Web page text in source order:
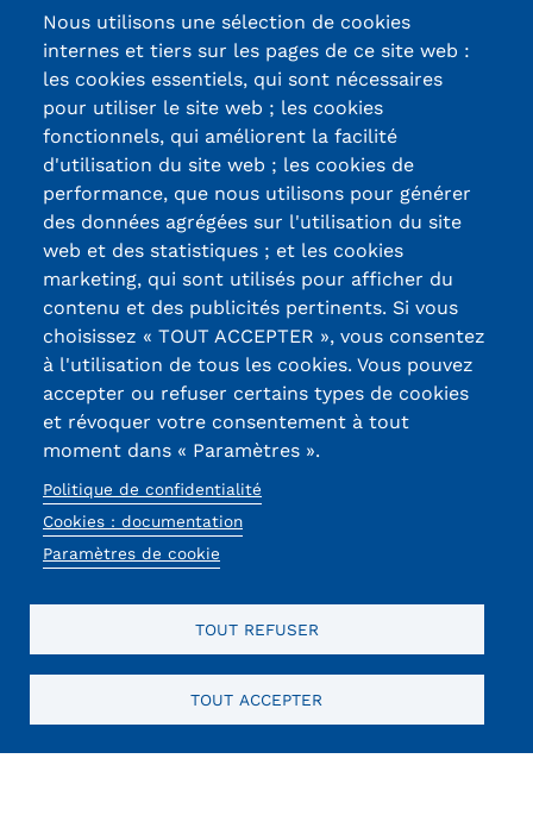
Découvrir ce diplôme
13, Rue Ernest
Thierry-Mieg
90010 BELFORT
Cedex
03 84 58 33 10
Réseaux
sociaux
Certifications /
Labels qualité
Menu
RGPD
Nous utilisons une sélection de cookies
internes et tiers sur les pages de ce site web :
les cookies essentiels, qui sont nécessaires
pour utiliser le site web ; les cookies
fonctionnels, qui améliorent la facilité
d'utilisation du site web ; les cookies de
performance, que nous utilisons pour générer
des données agrégées sur l'utilisation du site
web et des statistiques ; et les cookies
marketing, qui sont utilisés pour afficher du
contenu et des publicités pertinents. Si vous
choisissez « TOUT ACCEPTER », vous consentez
à l'utilisation de tous les cookies. Vous pouvez
accepter ou refuser certains types de cookies
et révoquer votre consentement à tout
moment dans « Paramètres ».
Politique de confidentialité
Cookies : documentation
Paramètres de cookie
TOUT REFUSER
TOUT ACCEPTER